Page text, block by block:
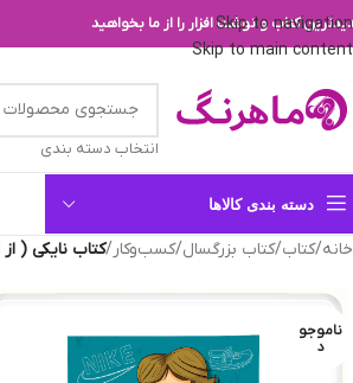
Skip to navigation
Skip to main content
کتاب و نوشت افزار را از ما بخواهید
انتخاب دسته بندی
دسته بندی کالاها
خانه/کتاب/کتاب بزرگسال/کسب‌وکار/کتاب نایکی ( از
ناموجو
د